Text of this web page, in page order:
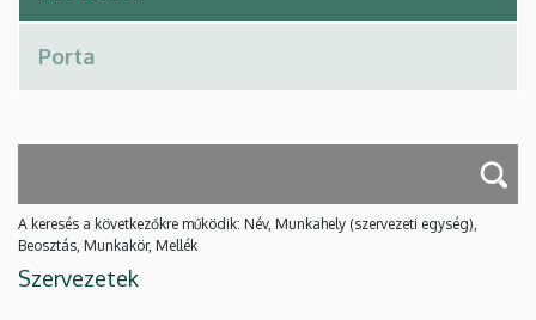
A keresés a következőkre működik: Név, Munkahely (szervezeti egység),
Beosztás, Munkakör, Mellék
Szervezetek